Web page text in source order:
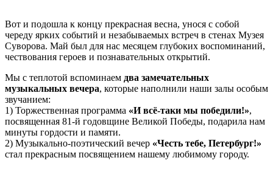
Вот и подошла к концу прекрасная весна, унося с собой
череду ярких событий и незабываемых встреч в стенах Музея
Суворова. Май был для нас месяцем глубоких воспоминаний,
чествования героев и познавательных открытий.
Мы с теплотой вспоминаем два замечательных
музыкальных вечера, которые наполнили наши залы особым
звучанием:
1) Торжественная программа «И всё-таки мы победили!»,
посвященная 81-й годовщине Великой Победы, подарила нам
минуты гордости и памяти.
2) Музыкально-поэтический вечер «Честь тебе, Петербург!»
стал прекрасным посвящением нашему любимому городу.